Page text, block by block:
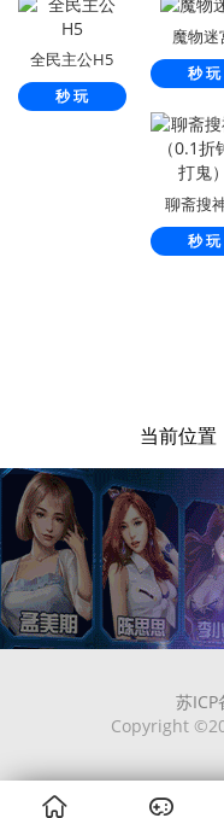
全民主公H5
秒 玩
魔物迷
秒 玩
聊斋搜
（0.1折
鬼）
秒 玩
当前位置
苏
Copyright